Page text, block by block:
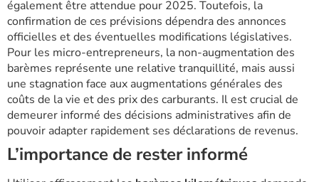
également être attendue pour 2025. Toutefois, la
confirmation de ces prévisions dépendra des annonces
officielles et des éventuelles modifications législatives.
Pour les micro-entrepreneurs, la non-augmentation des
barèmes représente une relative tranquillité, mais aussi
une stagnation face aux augmentations générales des
coûts de la vie et des prix des carburants. Il est crucial de
demeurer informé des décisions administratives afin de
pouvoir adapter rapidement ses déclarations de revenus.
L’importance de rester informé